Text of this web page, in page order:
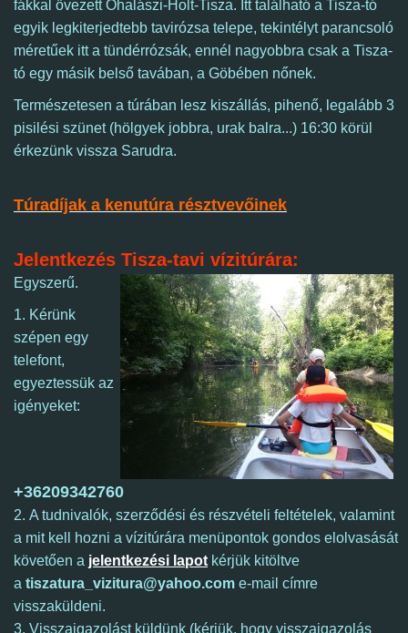
fákkal övezett Óhalászi-Holt-Tisza. Itt található a Tisza-tó
egyik legkiterjedtebb tavirózsa telepe, tekintélyt parancsoló
méretűek itt a tündérrózsák, ennél nagyobbra csak a Tisza-
tó egy másik belső tavában, a Göbében nőnek.
Természetesen a túrában lesz kiszállás, pihenő, legalább 3
pisilési szünet (hölgyek jobbra, urak balra...) 16:30 körül
érkezünk vissza Sarudra.
Túradíjak a kenutúra résztvevőinek
Jelentkezés Tisza-tavi vízitúrára:
Egyszerű.
1. Kérünk
szépen egy
telefont,
egyeztessük az
igényeket:
+36209342760
2. A tudnivalók, szerződési és részvételi feltételek, valamint
a mit kell hozni a vízitúrára menüpontok gondos elolvasását
követően a jelentkezési lapot kérjük kitöltve
a tiszatura_vizitura@yahoo.com e-mail címre
visszaküldeni.
3. Visszaigazolást küldünk (kérjük, hogy visszaigazolás